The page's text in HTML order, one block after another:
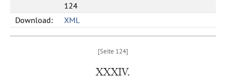
124
Download:
XML
XXXIV.